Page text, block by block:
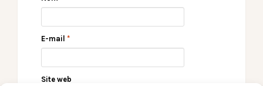
E-mail *
Site web